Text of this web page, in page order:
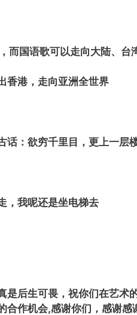
而国语歌可以走向大陆、台
香港，走向亚洲全世界
话：欲穷千里目，更上一层
，我呢还是坐电梯去
是后生可畏，祝你们在艺术
合作机会,感谢你们，感谢感